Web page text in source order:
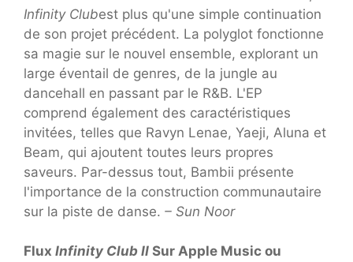
Infinity Clubest plus qu'une simple continuation
de son projet précédent. La polyglot fonctionne
sa magie sur le nouvel ensemble, explorant un
large éventail de genres, de la jungle au
dancehall en passant par le R&B. L'EP
comprend également des caractéristiques
invitées, telles que Ravyn Lenae, Yaeji, Aluna et
Beam, qui ajoutent toutes leurs propres
saveurs. Par-dessus tout, Bambii présente
l'importance de la construction communautaire
sur la piste de danse. – Sun Noor
Flux Infinity Club II Sur Apple Music ou